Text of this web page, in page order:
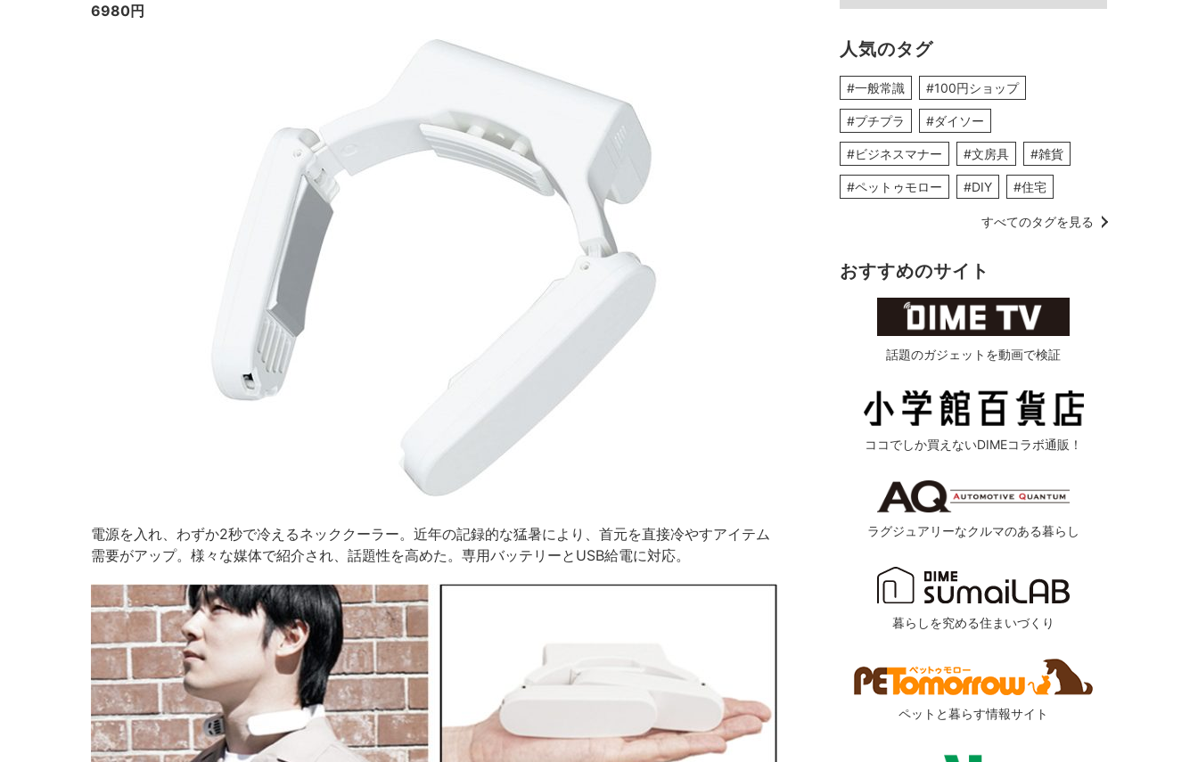
6980円
電源を入れ、わずか2秒で冷えるネッククーラー。近年の記録的な猛暑により、首元を直接冷やすアイテム
需要がアップ。様々な媒体で紹介され、話題性を高めた。専用バッテリーとUSB給電に対応。
人気のタグ
#一般常識 #100円ショップ
#プチプラ #ダイソー
#ビジネスマナー #文房具 #雑貨
#ペットゥモロー #DIY #住宅
すべてのタグを見る
おすすめのサイト
話題のガジェットを動画で検証
ココでしか買えないDIMEコラボ通販！
ラグジュアリーなクルマのある暮らし
暮らしを究める住まいづくり
ペットと暮らす情報サイト